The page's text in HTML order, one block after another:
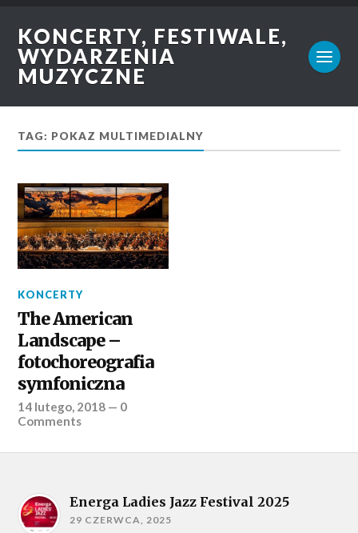
KONCERTY, FESTIWALE,
WYDARZENIA
MUZYCZNE
TAG: POKAZ MULTIMEDIALNY
KONCERTY
The American
Landscape –
fotochoreografia
symfoniczna
14 lutego, 2018 — 0
Comments
Energa Ladies Jazz Festival 2025
29 CZERWCA, 2025